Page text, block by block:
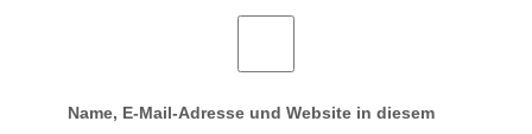
Name, E-Mail-Adresse und Website in diesem